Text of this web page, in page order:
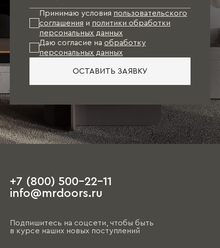
проект Вашей мебели будет готов. Останется
лишь произвести точные замеры и оформить
заказ.
При таком варианте подбор отделочных
материалов (обои, напольное покрытие, цвет
Единственное пожелание: при посещении
салона иметь план квартиры с
ориентировочными размерами, а также
На этапе чистовой отделки дизайнер
выезжает на объект и предлагает вариант,
стен, напольные покрытия и т.д. При этом
необходимо помнить, что на отрисовку,
обсуждение и согласование проекта и на
Принимаю условия пользовательского
соглашения и политики обработки
персональных данных
Даю согласие на обработку
персональных данных
ОСТАВИТЬ ЗАЯВКУ
+7 (800) 500-22-11
info@mrdoors.ru
Подпишитесь на соцсети, чтобы быть
в курсе наших новых поступлений